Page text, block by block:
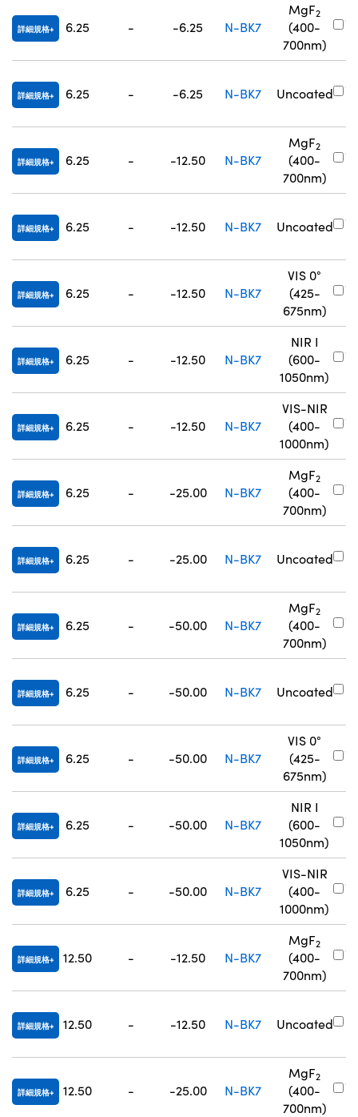
(UFI)
詳細規格 6.25 - -6.25 N-BK7
MgF2
(400-
700nm)
詳細規格 6.25 - -6.25 N-BK7 Uncoated
詳細規格 6.25 - -12.50 N-BK7
MgF2
(400-
700nm)
詳細規格 6.25 - -12.50 N-BK7 Uncoated
詳細規格 6.25 - -12.50 N-BK7
VIS 0°
(425-
675nm)
詳細規格 6.25 - -12.50 N-BK7
NIR I
(600-
1050nm)
詳細規格 6.25 - -12.50 N-BK7
VIS-NIR
(400-
1000nm)
詳細規格 6.25 - -25.00 N-BK7
MgF2
(400-
700nm)
詳細規格 6.25 - -25.00 N-BK7 Uncoated
詳細規格 6.25 - -50.00 N-BK7
MgF2
(400-
700nm)
詳細規格 6.25 - -50.00 N-BK7 Uncoated
詳細規格 6.25 - -50.00 N-BK7
VIS 0°
(425-
675nm)
詳細規格 6.25 - -50.00 N-BK7
NIR I
(600-
1050nm)
詳細規格 6.25 - -50.00 N-BK7
VIS-NIR
(400-
1000nm)
詳細規格 12.50 - -12.50 N-BK7
MgF2
(400-
700nm)
詳細規格 12.50 - -12.50 N-BK7 Uncoated
詳細規格 12.50 - -25.00 N-BK7
MgF2
(400-
700nm)